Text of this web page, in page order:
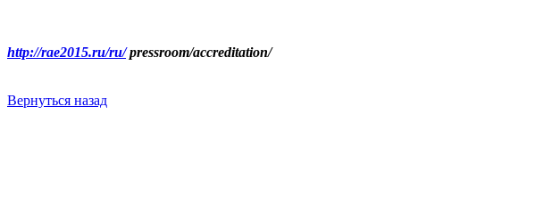
http://rae2015.ru/ru/pressroom/accreditation/
Вернуться назад